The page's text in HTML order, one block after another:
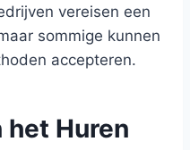
vereisen een
sommige kunnen
accepteren.
het Huren